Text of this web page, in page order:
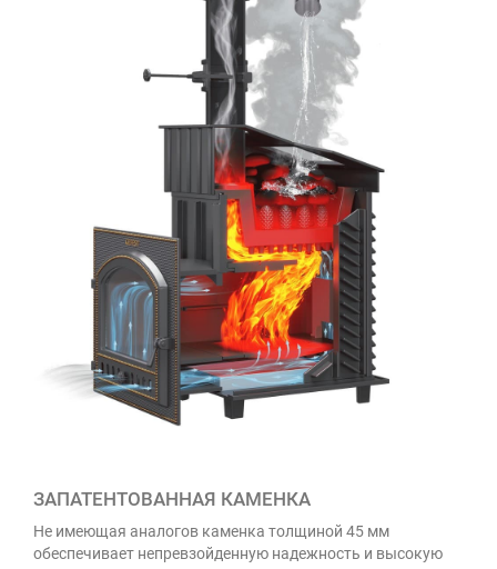
ЗАПАТЕНТОВАННАЯ КАМЕНКА
Не имеющая аналогов каменка толщиной 45 мм
обеспечивает непревзойденную надежность и высокую